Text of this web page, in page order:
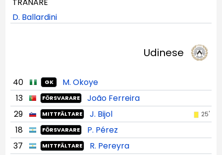
TRÄNARE
D. Ballardini
Udinese
40 GK
M. Okoye
13
FÖRSVARARE
João Ferreira
29
MITTFÄLTARE J. Bijol 25'
18 FÖRSVARARE
P. Pérez
37
MITTFÄLTARE
R. Pereyra